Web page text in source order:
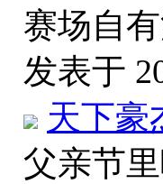
赛场自
发表于
天下豪
父亲节